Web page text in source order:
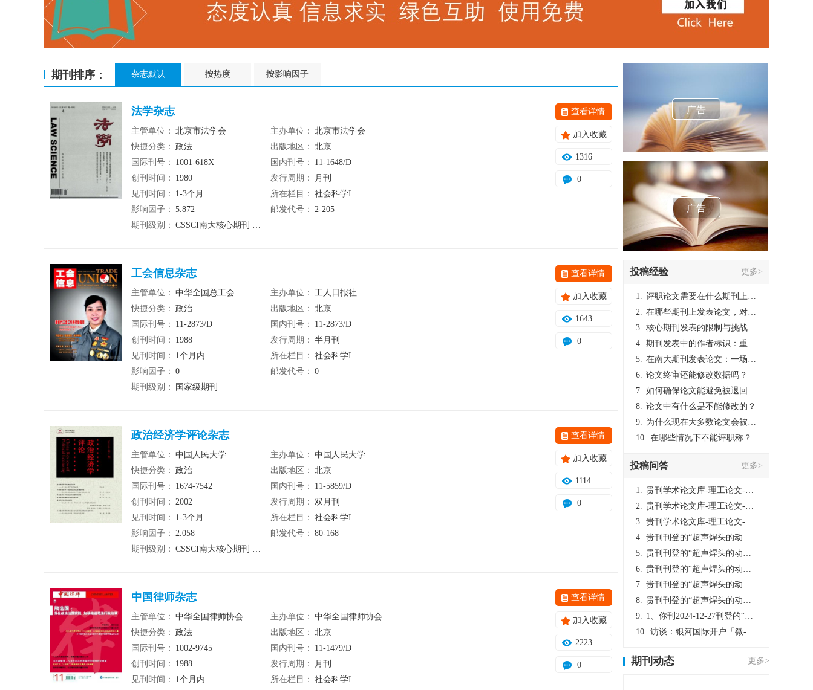
期刊排序： 杂志默认 按热度 按影响因子
法学杂志
主管单位： 北京市法学会 主办单位： 北京市法学会
快捷分类： 政法 出版地区： 北京
国际刊号：
1001-618X 国内刊号：
11-1648/D
创刊时间：
1980 发行周期：
月刊
见刊时间：
1-3个月 所在栏目： 社会科学I
影响因子： 5.872 邮发代号： 2-205
期刊级别： CSSCI南大核心期刊 北大核心期刊 统计源期刊
查看详情
加入收藏
1316
0
工会信息杂志
主管单位： 中华全国总工会 主办单位： 工人日报社
快捷分类： 政治 出版地区： 北京
国际刊号：
11-2873/D 国内刊号：
11-2873/D
创刊时间：
1988 发行周期： 半月刊
见刊时间：
1个月内 所在栏目： 社会科学I
影响因子： 0 邮发代号： 0
期刊级别：
国家级期刊
查看详情
加入收藏
1643
0
政治经济学评论杂志
主管单位： 中国人民大学 主办单位： 中国人民大学
快捷分类： 政治 出版地区： 北京
国际刊号：
1674-7542 国内刊号：
11-5859/D
创刊时间： 2002 发行周期： 双月刊
见刊时间：
1-3个月 所在栏目： 社会科学I
影响因子： 2.058 邮发代号： 80-168
期刊级别： CSSCI南大核心期刊 北大核心期刊
查看详情
加入收藏
1114
0
中国律师杂志
主管单位： 中华全国律师协会 主办单位： 中华全国律师协会
快捷分类： 政法 出版地区： 北京
国际刊号：
1002-9745 国内刊号：
11-1479/D
创刊时间：
1988 发行周期：
月刊
见刊时间：
1个月内 所在栏目： 社会科学I
查看详情
加入收藏
2223
0
广告
广告
投稿经验 更多>
1. 评职论文需要在什么期刊上发表？
2. 在哪些期刊上发表论文，对考研有优势？
3. 核心期刊发表的限制与挑战
4. 期刊发表中的作者标识：重要性与实践
5. 在南大期刊发表论文：一场知识探索与学术成就的旅程
6. 论文终审还能修改数据吗？
7. 如何确保论文能避免被退回：关键条件与策略
8. 论文中有什么是不能修改的？
9. 为什么现在大多数论文会被评判为AI撰写？（深度剖析查重机制下的困境与出路）
10. 在哪些情况下不能评职称？
投稿问答 更多>
1. 贵刊学术论文库-理工论文-第16页刊登的“超声焊头的动力学分析与优化设计”，作者lizhiwei，时间2024-12-27，该论文由我本人在机电工程技术2024年第10期公开发表，lizhiwei并非本人，请将文章删除，消除影响，谢谢！
2. 贵刊学术论文库-理工论文-第16页刊登的“超声焊头的动力学分析与优化设计”，作者lizhiwei，时间2024-12-27，该论文由我本人在机电工程技术2024年第10期公开发表，lizhiwei并非本人，请将文章删除，消除影响，谢谢！
3. 贵刊学术论文库-理工论文-第16页刊登的“超声焊头的动力学分析与优化设计”，作者lizhiwei，时间2024-12-27，该论文由我本人在机电工程技术2024年第10期公开发表，lizhiwei并非本人，请将文章删除，消除影响，谢谢！
4. 贵刊刊登的“超声焊头的动力学分析与优化设计”，作者lizhiwei，时间2024-12-27，该论文由我本人在机电工程技术2024年第10期公开发表，lizhiwei并非本人，请将文章删除，消除影响，谢谢！
5. 贵刊刊登的“超声焊头的动力学分析与优化设计”，作者lizhiwei，时间2024-12-27，该论文由我本人在机电工程技术2024年第10期公开发表，lizhiwei并非本人，请将文章删除，消除影响，谢谢！
6. 贵刊刊登的“超声焊头的动力学分析与优化设计”，作者lizhiwei，时间2024-12-27，该论文由我本人在机电工程技术2024年第10期公开发表，lizhiwei并非本人，请将文章删除，消除影响，谢谢！
7. 贵刊刊登的“超声焊头的动力学分析与优化设计”，作者lizhiwei，时间2024-12-27，该论文由我本人在机电工程技术2024年第10期公开发表，lizhiwei并非本人，请将文章删除，消除影响，谢谢！
8. 贵刊刊登的“超声焊头的动力学分析与优化设计”，作者lizhiwei，时间2024-12-27，该论文由我本人在机电工程技术2024年第10期公开发表，lizhiwei并非本人，请将文章删除，消除影响，谢谢！
9. 1、你刊2024-12-27刊登的“超声焊头的动力学分析与优化设计论文”，是由我本人在“机电工程技术”，在2024年第10期公开发表的，而本刊转载“lizhiwei”非本人操作，请尽快将其删除，消除不良影响。
10. 访谈：银河国际开户「微-97905670-信」上分客服开户电话在线注册现场经理。机械文明荒野生存游戏《荒野起源》超新星测试将于12月18日上午10点正式开启!本次测试资格已陆续发放!各位拓荒者们准备好了么。
期刊动态 更多>